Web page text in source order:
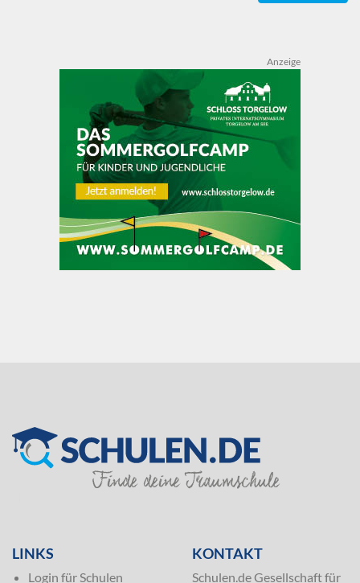
Anzeige
LINKS
Login für Schulen
KONTAKT
Schulen.de Gesellschaft für